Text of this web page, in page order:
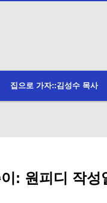
집으로 가자::김성수 목사
: 원피디 작성